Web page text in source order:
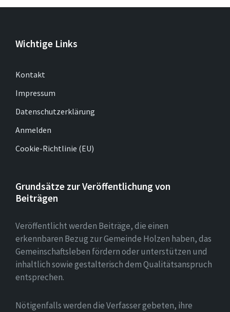
Wichtige Links
Kontakt
Impressum
Datenschutzerklärung
Anmelden
Cookie-Richtlinie (EU)
Grundsätze zur Veröffentlichung von
Beiträgen
Veröffentlicht werden Beiträge, die einen
erkennbaren Bezug zur Gemeinde Holzen haben, das
Gemeinschaftsleben fördern oder unterstützen und
inhaltlich sowie gestalterisch dem Qualitätsanspruch
entsprechen.
Nötigenfalls werden die Verfasser gebeten, ihre